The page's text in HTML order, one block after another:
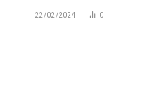
22/02/2024 0